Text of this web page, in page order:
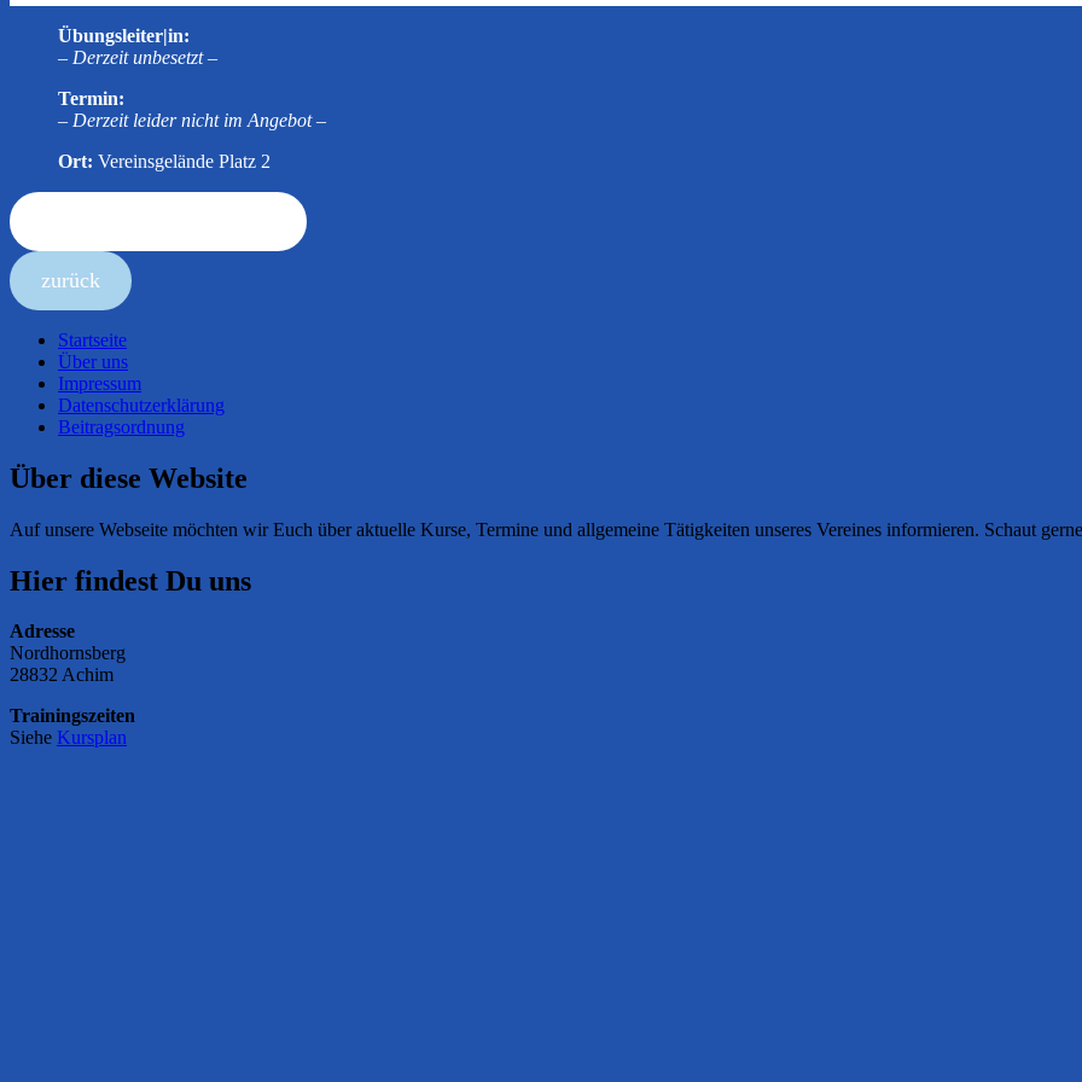
Übungsleiter|in:
– Derzeit unbesetzt –
Termin:
– Derzeit leider nicht im Angebot –
Ort: Vereinsgelände Platz 2
zurück
Startseite
Über uns
Impressum
Datenschutzerklärung
Beitragsordnung
Über diese Website
Auf unsere Webseite möchten wir Euch über aktuelle Kurse, Termine und allgemeine Tätigkeiten unseres Vereines informieren. Schaut
Hier findest Du uns
Adresse
Nordhornsberg
28832 Achim
Trainingszeiten
Siehe Kursplan